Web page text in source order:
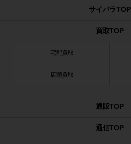
サイパラTOP
買取TOP
宅配買取
店頭買取
通販TOP
通信TOP